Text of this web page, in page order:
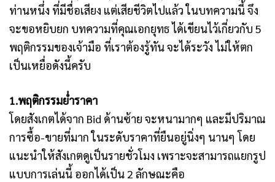
ท่านหนึ่ง ที่มีชื่อเสียง แต่เสียชีวิตไปแล้ว ในบทความนี้ จึง
จะขอหยิบยก บทความที่คุณเอกยุทธ ได้เขียนไว้เกี่ยวกับ 5
พฤติกรรมของเจ้ามือ ที่เราต้องรู้ทัน จะได้ระวัง ไม่ให้ตก
เป็นเหยื่อดังนี้ครับ
1.พฤติกรรมย่ำราคา
โดยสังเกตได้จาก Bid ด้านซ้าย จะหนามากๆ และมีปริมาณ
การซื้อ-ขายที่มาก ในระดับราคาที่ยืนอยู่นิ่งๆ นานๆ โดย
แนะนำให้สังเกตดูเป็นรายชั่วโมง เพราะจะสามารถแยกรูป
แบบการเล่นนี้ ออกได้เป็น 2 ลักษณะคือ